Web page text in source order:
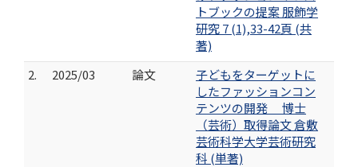
トブックの提案 服飾学
研究 7 (1),33-42頁 (共
著)
2.
2025/03 論文
子どもをターゲットに
したファッションコン
テンツの開発 博士
（芸術）取得論文 倉敷
芸術科学大学芸術研究
科 (単著)